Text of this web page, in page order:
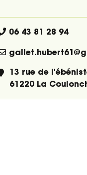
06 43 81 28 94
13 rue de
61220 La